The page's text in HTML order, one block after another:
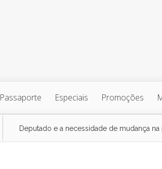
Passaporte Especiais Promoções
Deputado e a necessidade de mudança